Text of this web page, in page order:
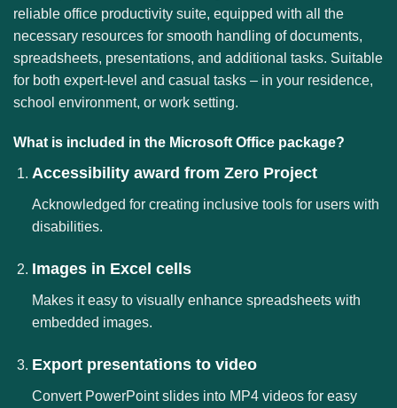
reliable office productivity suite, equipped with all the
necessary resources for smooth handling of documents,
spreadsheets, presentations, and additional tasks. Suitable
for both expert-level and casual tasks – in your residence,
school environment, or work setting.
What is included in the Microsoft Office package?
Accessibility award from Zero Project
Acknowledged for creating inclusive tools for users with
disabilities.
Images in Excel cells
Makes it easy to visually enhance spreadsheets with
embedded images.
Export presentations to video
Convert PowerPoint slides into MP4 videos for easy